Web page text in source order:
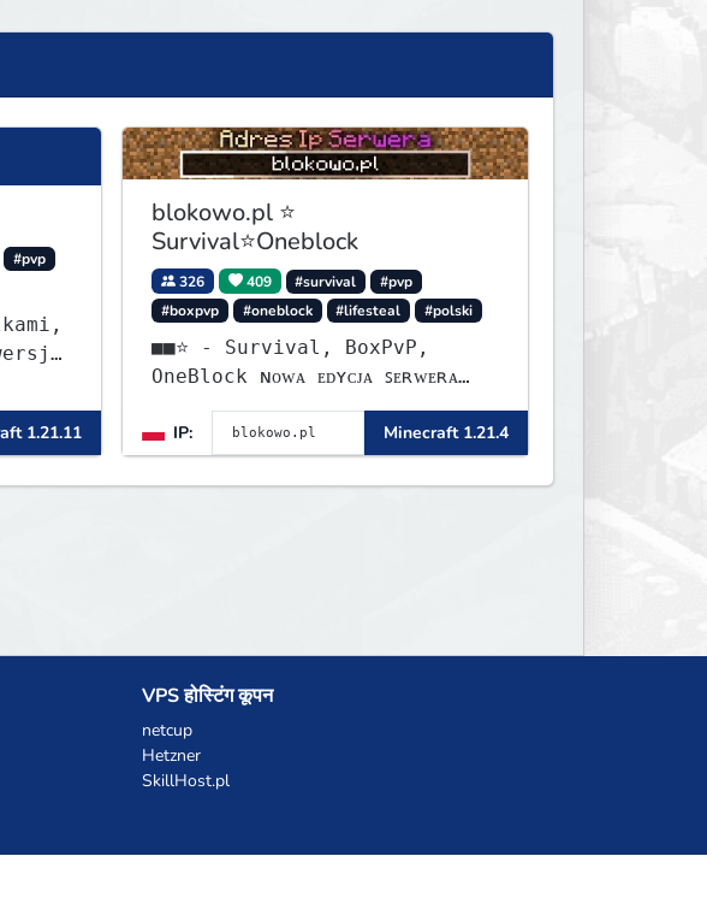
#pvp
1.21.11
blokowo.pl ⭐
Survival⭐Oneblock
326 409 #survival
#pvp
#boxpvp
#oneblock #lifesteal #polski
■■⭐ - Survival, BoxPvP,
OneBlock ɴᴏᴡᴀ ᴇᴅʏᴄᴊᴀ ꜱᴇʀᴡᴇʀᴀ
ᴡʏꜱᴛᴀʀᴛᴏᴡᴀʟᴀ!
IP:
Minecraft 1.21.4
VPS होस्टिंग कूपन
netcup
Hetzner
SkillHost.pl